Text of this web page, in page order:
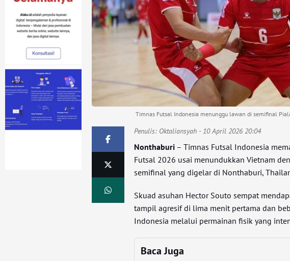
Timnas Futsal Indonesia menunggu lawan di semifinal
Penulis: Oktaliansyah - 10 April 2026 20:04
Nonthaburi – Timnas Futsal Indonesia
Futsal 2026 usai menundukkan Vietnam
semifinal yang digelar di Nonthaburi,
Skuad asuhan Hector Souto sempat
tampil agresif di lima menit pertama dan
Indonesia melalui permainan fisik yang
Baca Juga